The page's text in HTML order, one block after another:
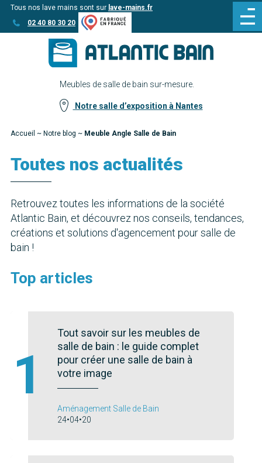
Aller
au
Aller au
contenu
Tous nos lave mains sont sur lave-mains.fr
02 40 80 30 20
Meubles de salle de bain sur-mesure.
Notre salle d’exposition à Nantes
Accueil ~ Notre blog ~ Meuble Angle Salle de Bain
Toutes nos actualités
Retrouvez toutes les informations de la société
Atlantic Bain, et découvrez nos conseils, tendances,
créations et solutions d'agencement pour salle de
bain !
Top articles
1
Tout savoir sur les meubles de
salle de bain : le guide complet
pour créer une salle de bain à
votre image
Aménagement Salle de Bain
24•04•20